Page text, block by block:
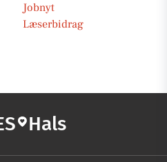
Jobnyt
Læserbidrag
Hals